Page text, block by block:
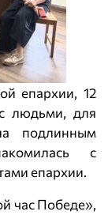
епархии, 12
людьми, для
подлинным
с
епархии.
час Победе»,